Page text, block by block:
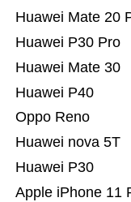
Apple iPhone 11
Huawei P30
Huawei nova 5T
Oppo Reno
Huawei P40
Huawei Mate 30
Huawei P30 Pro
Huawei Mate 20